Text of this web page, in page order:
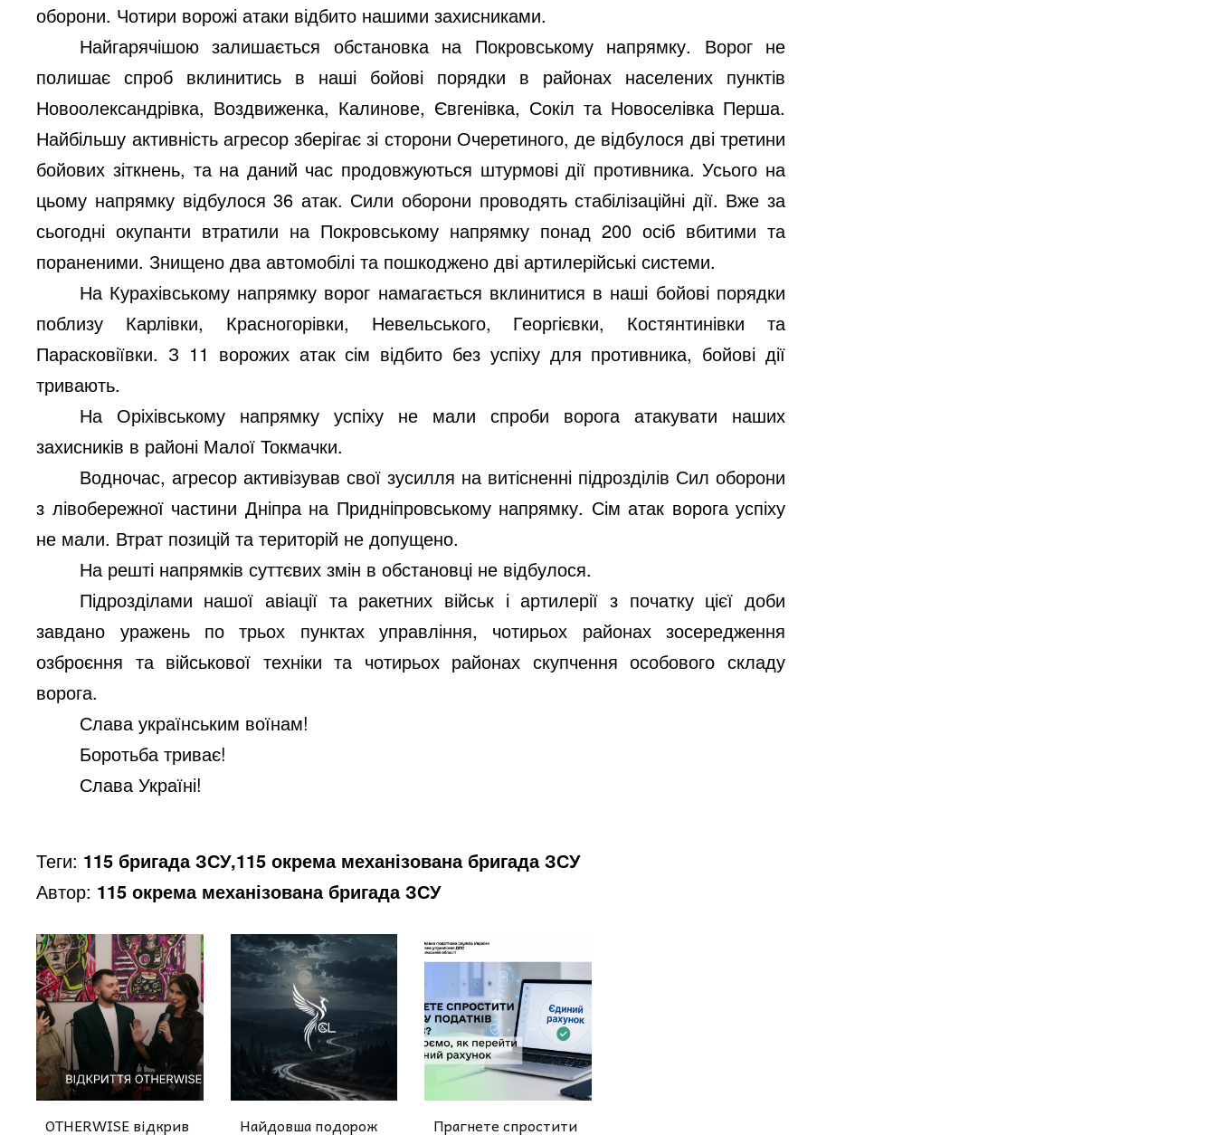
оборони. Чотири ворожі атаки відбито нашими захисниками.
Найгарячішою залишається обстановка на Покровському напрямку. Ворог не
полишає спроб вклинитись в наші бойові порядки в районах населених пунктів
Новоолександрівка, Воздвиженка, Калинове, Євгенівка, Сокіл та Новоселівка Перша.
Найбільшу активність агресор зберігає зі сторони Очеретиного, де відбулося дві третини
бойових зіткнень, та на даний час продовжуються штурмові дії противника. Усього на
цьому напрямку відбулося 36 атак. Сили оборони проводять стабілізаційні дії. Вже за
сьогодні окупанти втратили на Покровському напрямку понад 200 осіб вбитими та
пораненими. Знищено два автомобілі та пошкоджено дві артилерійські системи.
На Курахівському напрямку ворог намагається вклинитися в наші бойові порядки
поблизу Карлівки, Красногорівки, Невельського, Георгієвки, Костянтинівки та
Парасковіївки. З 11 ворожих атак сім відбито без успіху для противника, бойові дії
тривають.
На Оріхівському напрямку успіху не мали спроби ворога атакувати наших
захисників в районі Малої Токмачки.
Водночас, агресор активізував свої зусилля на витісненні підрозділів Сил оборони
з лівобережної частини Дніпра на Придніпровському напрямку. Сім атак ворога успіху
не мали. Втрат позицій та територій не допущено.
На решті напрямків суттєвих змін в обстановці не відбулося.
Підрозділами нашої авіації та ракетних військ і артилерії з початку цієї доби
завдано уражень по трьох пунктах управління, чотирьох районах зосередження
озброєння та військової техніки та чотирьох районах скупчення особового складу
ворога.
Слава українським воїнам!
Боротьба триває!
Слава Україні!
Теги: 115 бригада ЗСУ,115 окрема механізована бригада ЗСУ
Автор: 115 окрема механізована бригада ЗСУ
OTHERWISE відкрив Найдовша подорож Прагнете спростити